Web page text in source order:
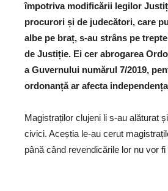
împotriva modificării legilor
procurori și de judecători, care
albe pe braț, s-au strâns pe
de Justiție. Ei cer abrogarea
a Guvernului numărul 7/2019,
ordonanță ar afecta
Magistraților clujeni li s-au alăturat
civici. Aceștia le-au cerut
până când revendicările lor nu vor fi